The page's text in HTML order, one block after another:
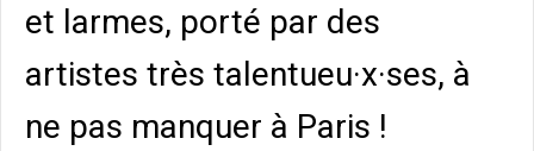
et larmes, porté par des
artistes très talentueu·x·ses, à
ne pas manquer à Paris !